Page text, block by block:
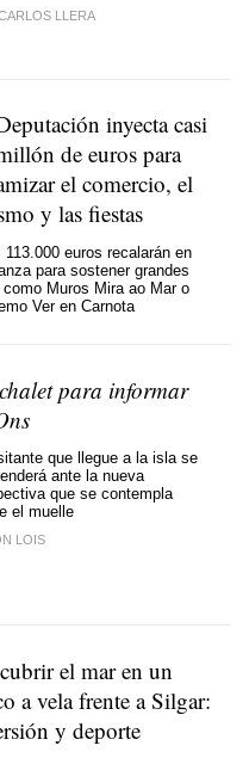
LLERA
inyecta casi
de euros para
el comercio, el
y las fiestas
113.000 euros recalarán en
para sostener grandes
Muros Mira ao Mar o
Ver en Carnota
para informar
que llegue a la isla se
ante la nueva
que se contempla
el muelle
LOIS
el mar en un
a vela frente a Silgar:
y deporte